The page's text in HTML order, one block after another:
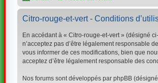
Citro-rouge-et-vert - Conditions
En accédant à « Citro-rouge-et-vert » (désigné
n’acceptez pas d’être légalement responsable
vous informer de ces modifications, bien que
acceptez d’être légalement responsable des
Nos forums sont développés par phpBB